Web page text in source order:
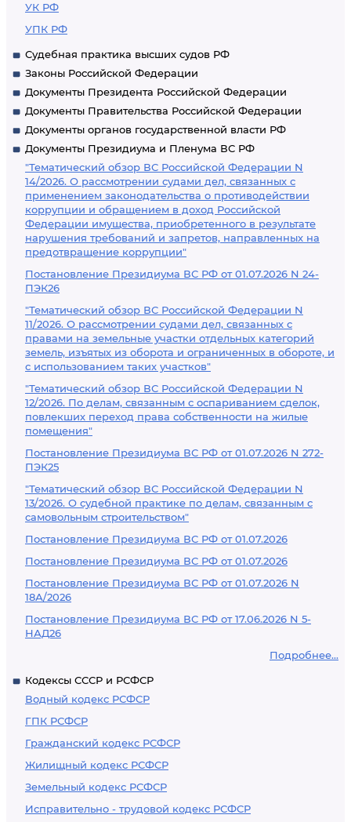
УК РФ
УПК РФ
Судебная практика высших судов РФ
Законы Российской Федерации
Документы Президента Российской Федерации
Документы Правительства Российской Федерации
Документы органов государственной власти РФ
Документы Президиума и Пленума ВС РФ
"Тематический обзор ВС Российской Федерации N
14/2026. О рассмотрении судами дел, связанных с
применением законодательства о противодействии
коррупции и обращением в доход Российской
Федерации имущества, приобретенного в результате
нарушения требований и запретов, направленных на
предотвращение коррупции"
Постановление Президиума ВС РФ от 01.07.2026 N 24-
ПЭК26
"Тематический обзор ВС Российской Федерации N
11/2026. О рассмотрении судами дел, связанных с
правами на земельные участки отдельных категорий
земель, изъятых из оборота и ограниченных в обороте, и
с использованием таких участков"
"Тематический обзор ВС Российской Федерации N
12/2026. По делам, связанным с оспариванием сделок,
повлекших переход права собственности на жилые
помещения"
Постановление Президиума ВС РФ от 01.07.2026 N 272-
ПЭК25
"Тематический обзор ВС Российской Федерации N
13/2026. О судебной практике по делам, связанным с
самовольным строительством"
Постановление Президиума ВС РФ от 01.07.2026
Постановление Президиума ВС РФ от 01.07.2026
Постановление Президиума ВС РФ от 01.07.2026 N
18А/2026
Постановление Президиума ВС РФ от 17.06.2026 N 5-
НАД26
Подробнее...
Кодексы СССР и РСФСР
Водный кодекс РСФСР
ГПК РСФСР
Гражданский кодекс РСФСР
Жилищный кодекс РСФСР
Земельный кодекс РСФСР
Исправительно - трудовой кодекс РСФСР